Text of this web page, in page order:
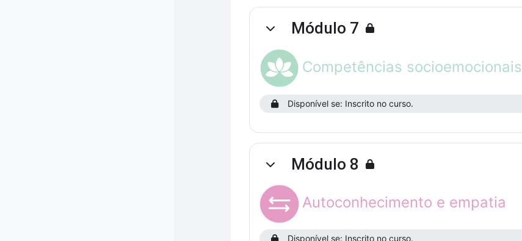
ContrairMódulo 7
Competências socioemocionais
Disponível se: Inscrito no curso.
ContrairMódulo 8
Autoconhecimento e empatia
Disponível se: Inscrito no curso.